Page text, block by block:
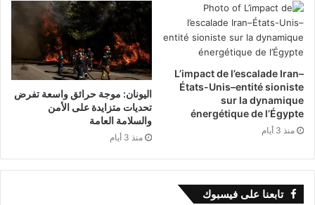
L’impact de l’escalade Iran–
États-Unis–entité sioniste
sur la dynamique
énergétique de l’Égypte
منذ 3 أيام
اليونان: موجة حرائق واسعة تفرض
تحديات متزايدة على الأمن
والسلامة العامة
منذ 3 أيام
تابعنا على فيسبوك